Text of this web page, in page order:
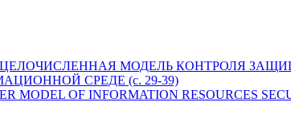
ЦЕЛОЧИСЛЕННАЯ МОДЕЛЬ КОНТРОЛЯ
СРЕДЕ (с. 29-39)
MODEL OF INFORMATION RESOURCES